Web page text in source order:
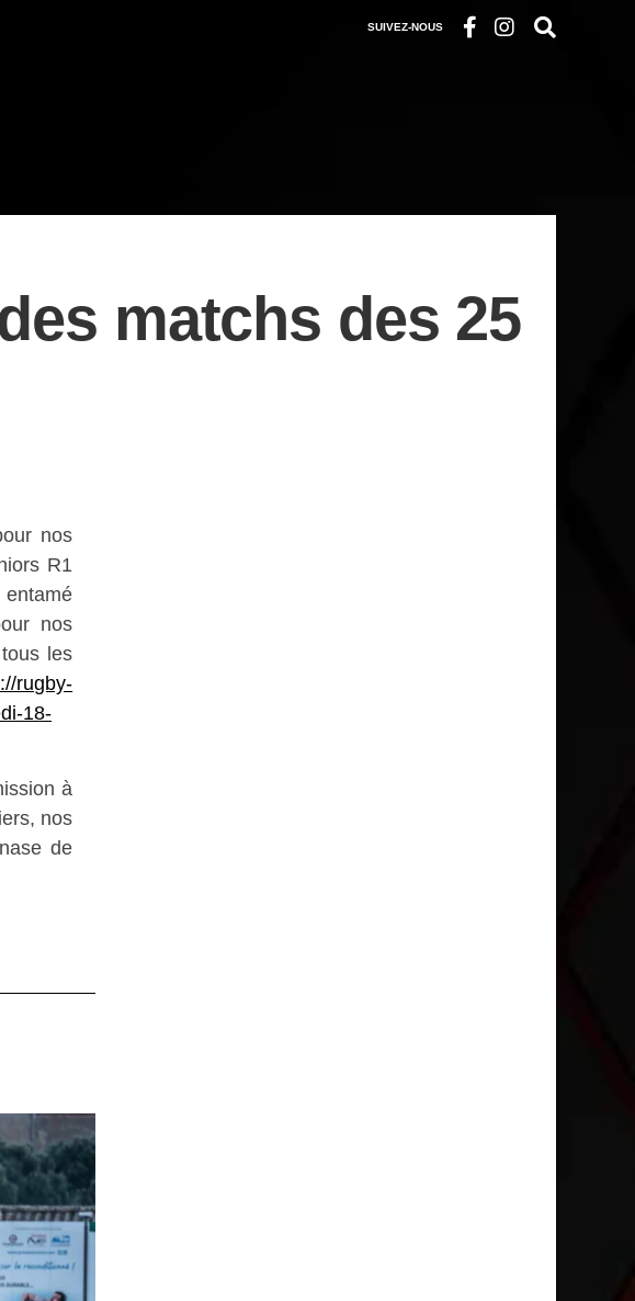
SUIVEZ-NOUS
matchs des 25
nos
R1
nos
les
rugby-
18-
à
nos
de